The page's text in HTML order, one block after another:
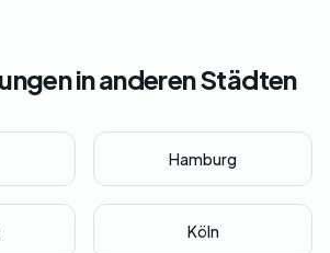
in anderen Städten
Hamburg
Köln